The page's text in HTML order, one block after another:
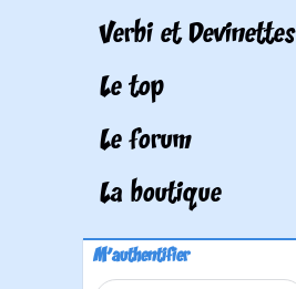
Verbi et Devinettes
Le top
Le forum
La boutique
M'authentifier